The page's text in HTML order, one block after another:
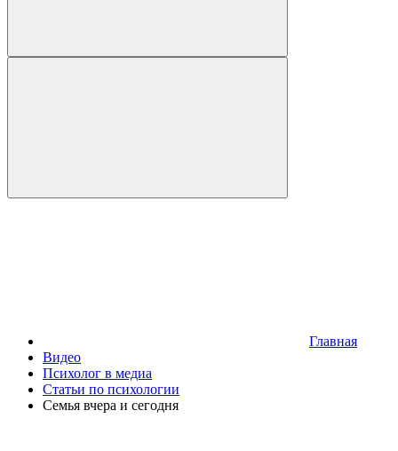
Главная
Видео
Психолог в медиа
Статьи по психологии
Семья вчера и сегодня